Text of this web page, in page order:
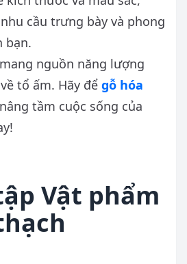
cầu trưng bày và phong
bạn.
nguồn năng lượng
tổ ấm. Hãy để gỗ hóa
tầm cuộc sống của
Vật phẩm